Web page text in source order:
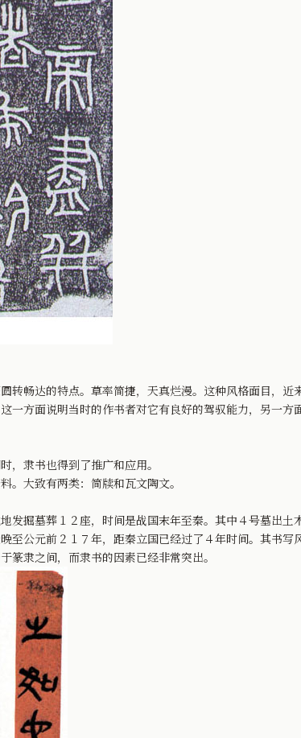
畅达的特点。草率简捷，天真烂漫。这种风格面目，
方面说明当时的作书者对它有良好的驾驭能力，另一方
，隶书也得到了推广和应用。
。大致有两类：简牍和瓦文陶文。
掘墓葬１２座，时间是战国末年至秦。其中４号墓出土
公元前２１７年，距秦立国已经过了４年时间。其书写
篆隶之间，而隶书的因素已经非常突出。